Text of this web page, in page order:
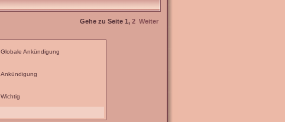
Gehe zu Seite 1, 2 Weiter
Globale Ankündigung
Ankündigung
Wichtig